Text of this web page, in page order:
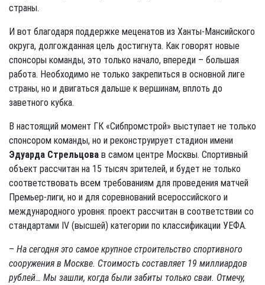
страны.
И вот благодаря поддержке меценатов из Ханты-Мансийского
округа, долгожданная цель достигнута. Как говорят новые
спонсоры команды, это только начало, впереди – большая
работа. Необходимо не только закрепиться в основной лиге
страны, но и двигаться дальше к вершинам, вплоть до
заветного кубка.
В настоящий момент ГК «Сибпромстрой» выступает не только
спонсором команды, но и реконструирует стадион имени
Эдуарда Стрельцова в самом центре Москвы. Спортивный
объект рассчитан на 15 тысяч зрителей, и будет не только
соответствовать всем требованиям для проведения матчей
Премьер-лиги, но и для соревнований всероссийского и
международного уровня: проект рассчитан в соответствии со
стандартами IV (высшей) категории по классификации УЕФА.
– На сегодня это самое крупное строительство спортивного
сооружения в Москве. Стоимость составляет 19 миллиардов
рублей… Мы зашли, когда были забиты только сваи. Отмечу,